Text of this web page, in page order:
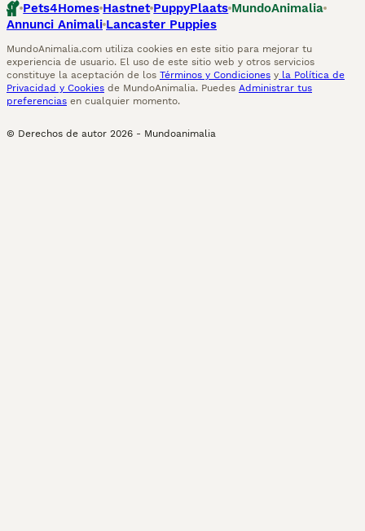
Pets4Homes Hastnet PuppyPlaats MundoAnimalia
Annunci Animali Lancaster Puppies
MundoAnimalia.com utiliza cookies en este sitio para mejorar tu
experiencia de usuario. El uso de este sitio web y otros servicios
constituye la aceptación de los Términos y Condiciones y la Política de
Privacidad y Cookies de MundoAnimalia. Puedes Administrar tus
preferencias en cualquier momento.
© Derechos de autor 2026 - Mundoanimalia